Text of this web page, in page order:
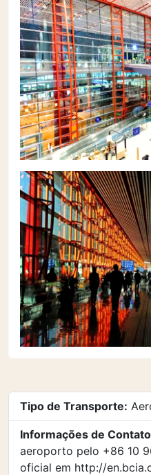
Tipo de Transporte:
Informações de
aeroporto pelo +86 10
oficial em http://